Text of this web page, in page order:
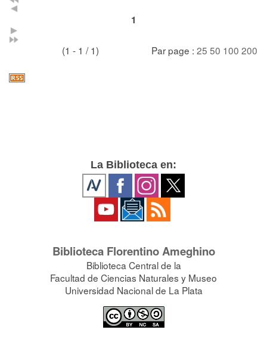
1
(1 - 1 / 1) Par page : 25 50 100 200
La Biblioteca en:
Biblioteca Florentino Ameghino
Biblioteca Central de la
Facultad de Ciencias Naturales y Museo
Universidad Nacional de La Plata